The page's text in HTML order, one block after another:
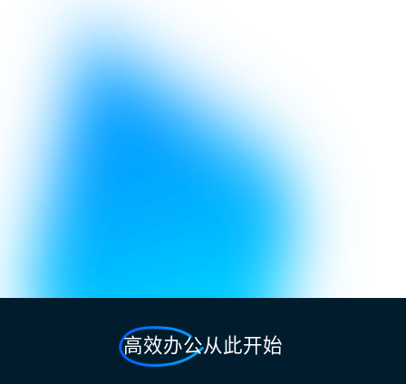
高效办公从此开始